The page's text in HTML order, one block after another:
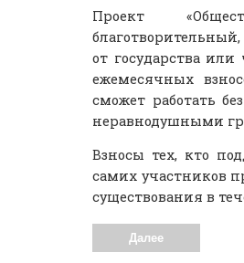
Проект
от государства
ежемесячных
сможет работать
неравнодушными
Взносы тех, кто
самих участников
существования в
Далее